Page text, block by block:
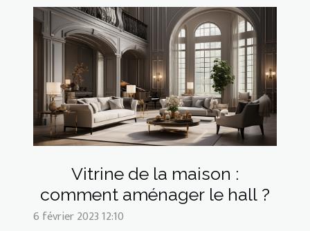
Vitrine de la maison :
comment aménager le hall ?
6 février 2023 12:10